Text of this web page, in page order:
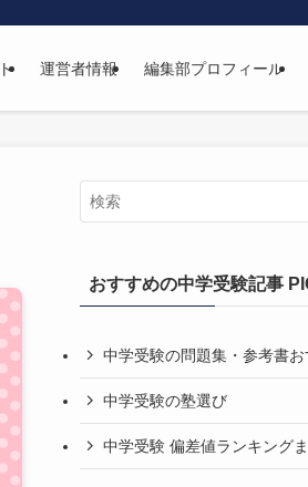
運営者情報 編集部プロフィール
おすすめの中学受験記事
中学受験の問題集・参考書お
中学受験の塾選び
中学受験 偏差値ランキング